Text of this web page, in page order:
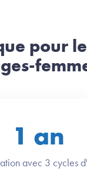
pour
1 an
avec 3 cycles